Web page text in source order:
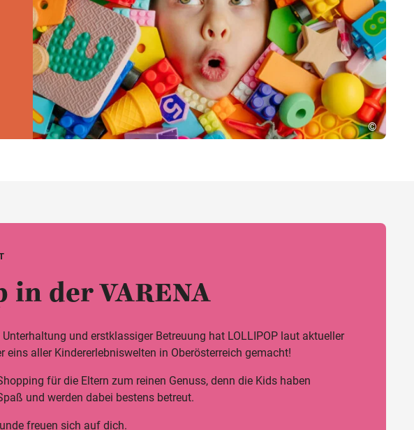
©
in der VARENA
und erstklassiger Betreuung hat LOLLIPOP laut aktueller
eins aller Kindererlebniswelten in Oberösterreich gemacht!
für die Eltern zum reinen Genuss, denn die Kids haben
und werden dabei bestens betreut.
freuen sich auf dich.